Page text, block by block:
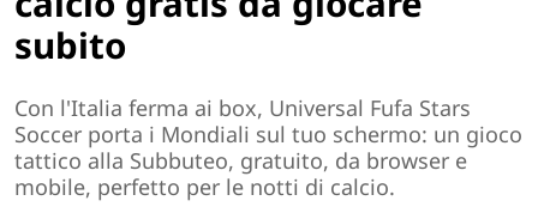
subito
Con l'Italia ferma ai box, Universal Fufa Stars
Soccer porta i Mondiali sul tuo schermo: un gioco
tattico alla Subbuteo, gratuito, da browser e
mobile, perfetto per le notti di calcio.